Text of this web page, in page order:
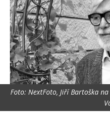
Foto: NextFoto, Jiří Bartoška